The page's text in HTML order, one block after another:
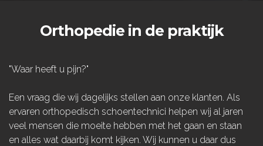
Orthopedie in de praktijk
"Waar heeft u pijn?"
Een vraag die wij dagelijks stellen aan onze klanten. Als
ervaren orthopedisch schoentechnici helpen wij al jaren
veel mensen die moeite hebben met het gaan en staan
en alles wat daarbij komt kijken. Wij kunnen u daar dus